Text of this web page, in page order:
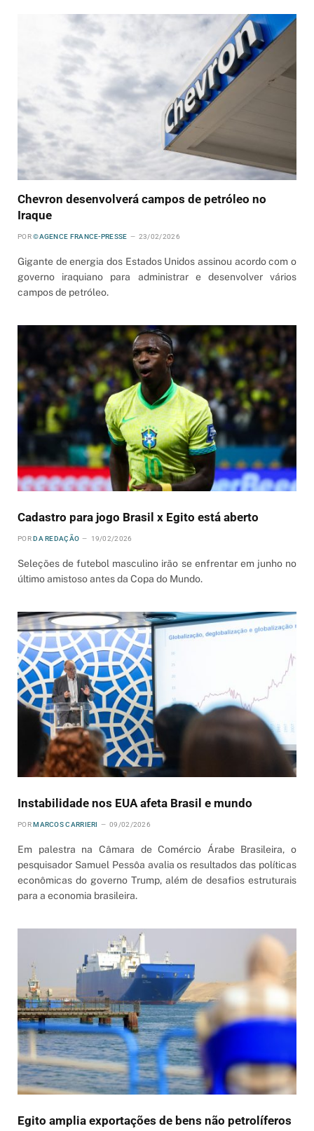
Chevron desenvolverá campos de petróleo no
Iraque
POR ©AGENCE FRANCE-PRESSE 23/02/2026
Gigante de energia dos Estados Unidos assinou acordo com o
governo iraquiano para administrar e desenvolver vários
campos de petróleo.
Cadastro para jogo Brasil x Egito está aberto
POR DA REDAÇÃO 19/02/2026
Seleções de futebol masculino irão se enfrentar em junho no
último amistoso antes da Copa do Mundo.
Instabilidade nos EUA afeta Brasil e mundo
POR MARCOS CARRIERI 09/02/2026
Em palestra na Câmara de Comércio Árabe Brasileira, o
pesquisador Samuel Pessôa avalia os resultados das políticas
econômicas do governo Trump, além de desafios estruturais
para a economia brasileira.
Egito amplia exportações de bens não petrolíferos